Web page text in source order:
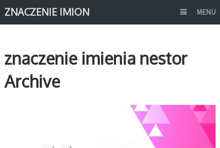
ZNACZENIE IMION MENU
znaczenie imienia nestor
Archive